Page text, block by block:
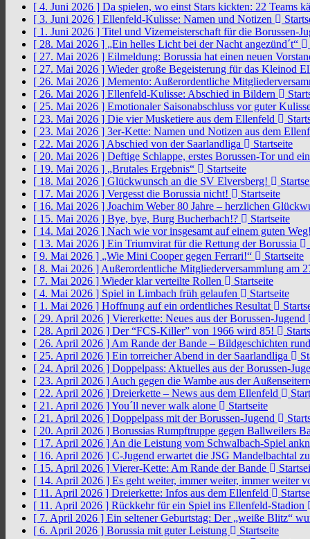
[ 4. Juni 2026 ] Da spielen, wo einst Stars kickten: 22 Teams
[ 3. Juni 2026 ] Ellenfeld-Kulisse: Namen und Notizen
[ 1. Juni 2026 ] Titel und Vizemeisterschaft für die Borussen-
[ 28. Mai 2026 ] „Ein helles Licht bei der Nacht angezünd´t“
[ 27. Mai 2026 ] Eilmeldung: Borussia hat einen neuen
[ 27. Mai 2026 ] Wieder große Begeisterung für das Kleinod
[ 26. Mai 2026 ] Memento: Außerordentliche
[ 26. Mai 2026 ] Ellenfeld-Kulisse: Abschied in Bildern
[ 25. Mai 2026 ] Emotionaler Saisonabschluss vor guter
[ 23. Mai 2026 ] Die vier Musketiere aus dem Ellenfeld
[ 23. Mai 2026 ] 3er-Kette: Namen und Notizen aus dem
[ 22. Mai 2026 ] Abschied von der Saarlandliga
Startseite
[ 20. Mai 2026 ] Deftige Schlappe, erstes Borussen-Tor und
[ 19. Mai 2026 ] „Brutales Ergebnis“
Startseite
[ 18. Mai 2026 ] Glückwunsch an die SV Elversberg!
[ 17. Mai 2026 ] Vergesst die Borussia nicht!
Startseite
[ 16. Mai 2026 ] Joachim Weber 80 Jahre – herzlichen
[ 15. Mai 2026 ] Bye, bye, Burg Bucherbach!?
Startseite
[ 14. Mai 2026 ] Nach wie vor insgesamt auf einem guten
[ 13. Mai 2026 ] Ein Triumvirat für die Rettung der Borussia
[ 9. Mai 2026 ] „Wie Mini Cooper gegen Ferrari!“
Startseite
[ 8. Mai 2026 ] Außerordentliche Mitgliederversammlung am
[ 7. Mai 2026 ] Wieder klar verteilte Rollen
Startseite
[ 4. Mai 2026 ] Spiel in Limbach früh gelaufen
Startseite
[ 1. Mai 2026 ] Hoffnung auf ein ordentliches Resultat
[ 29. April 2026 ] Viererkette: Neues aus der Borussen-Jugend
[ 28. April 2026 ] Der “FCS-Killer” von 1966 wird 85!
[ 26. April 2026 ] Am Rande der Bande – Bildgeschichten
[ 25. April 2026 ] Ein torreicher Abend in der Saarlandliga
[ 24. April 2026 ] Doppelpass: Aktuelles aus der Borussen-
[ 23. April 2026 ] Auch gegen die Wambe aus der
[ 22. April 2026 ] Dreierkette – News aus dem Ellenfeld
[ 21. April 2026 ]You´ll never walk alone
Startseite
[ 21. April 2026 ] Doppelpass mit der Borussen-Jugend
[ 20. April 2026 ] Borussias Rumpftruppe gegen Ballweilers
[ 17. April 2026 ] An die Leistung vom Schwalbach-Spiel
[ 16. April 2026 ] C-Jugend erwartet die JSG Mandelbachtal
[ 15. April 2026 ] Vierer-Kette: Am Rande der Bande
[ 14. April 2026 ] Es geht weiter, immer weiter, immer weiter
[ 11. April 2026 ] Dreierkette: Infos aus dem Ellenfeld
[ 11. April 2026 ] Rückkehr für ein Spiel ins Ellenfeld-Stadion
[ 7. April 2026 ] Ein seltener Geburtstag: Der „weiße Blitz“
[ 6. April 2026 ] Borussia mit guter Leistung
Startseite